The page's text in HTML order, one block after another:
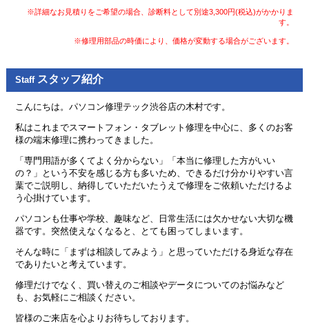
※詳細なお見積りをご希望の場合、診断料として別途3,300円(税込)がかかりま
す。
※修理用部品の時価により、価格が変動する場合がございます。
Staff スタッフ紹介
こんにちは。パソコン修理テック渋谷店の木村です。
私はこれまでスマートフォン・タブレット修理を中心に、多くのお客
様の端末修理に携わってきました。
「専門用語が多くてよく分からない」「本当に修理した方がいい
の？」という不安を感じる方も多いため、できるだけ分かりやすい言
葉でご説明し、納得していただいたうえで修理をご依頼いただけるよ
う心掛けています。
パソコンも仕事や学校、趣味など、日常生活には欠かせない大切な機
器です。突然使えなくなると、とても困ってしまいます。
そんな時に「まずは相談してみよう」と思っていただける身近な存在
でありたいと考えています。
修理だけでなく、買い替えのご相談やデータについてのお悩みなど
も、お気軽にご相談ください。
皆様のご来店を心よりお待ちしております。